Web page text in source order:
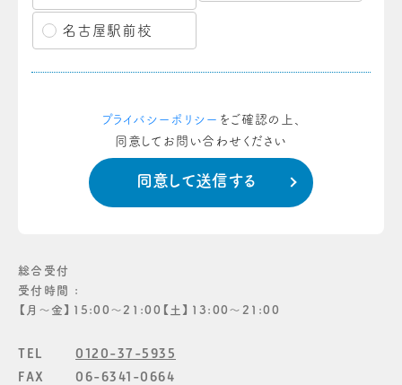
名古屋駅前校
プライバシーポリシー をご確認の上、
同意してお問い合わせください
総合受付
受付時間 :
【月〜金】15:00〜21:00【土】13:00〜21:00
TEL
0120-37-5935
FAX
06-6341-0664